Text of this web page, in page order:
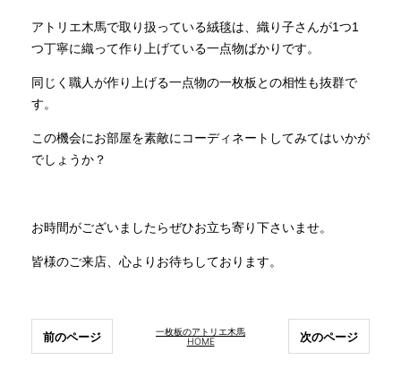
アトリエ木馬で取り扱っている絨毯は、織り子さんが1つ1
つ丁寧に織って作り上げている一点物ばかりです。
同じく職人が作り上げる一点物の一枚板との相性も抜群で
す。
この機会にお部屋を素敵にコーディネートしてみてはいかが
でしょうか？
お時間がございましたらぜひお立ち寄り下さいませ。
皆様のご来店、心よりお待ちしております。
一枚板のアトリエ木馬
HOME
前のページ 次のページ